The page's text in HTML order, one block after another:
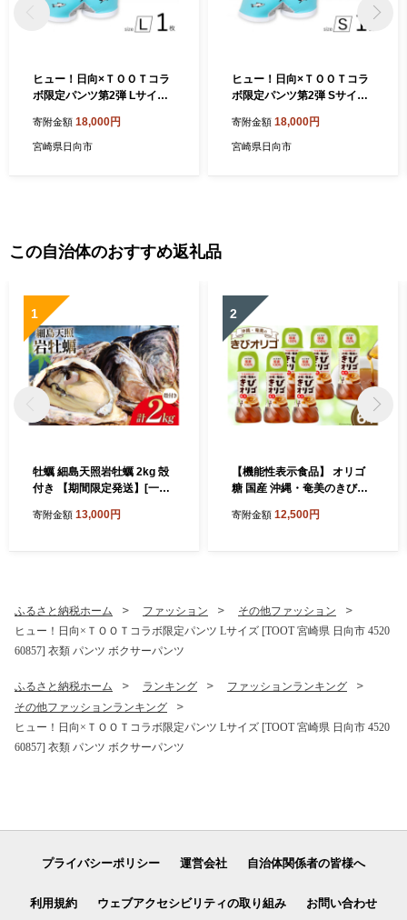
ヒュー！日向×ＴＯＯＴコラ
ボ限定パンツ第2弾 Lサイズ
0859] 衣類 パンツ ボクサー
パンツ
寄附金額 18,000円
宮崎県日向市
ヒュー！日向×ＴＯＯＴコラ
ボ限定パンツ第2弾 Sサイズ
0861] 衣類 パンツ ボクサー
パンツ
寄附金額 18,000円
宮崎県日向市
この自治体のおすすめ返礼品
1
牡蠣 細島天照岩牡蠣 2kg 殻
付き 【期間限定発送】[一福
7] 生食 かき カキ 生牡蠣 岩
寄附金額 13,000円
2
【機能性表示食品】 オリゴ
糖 国産 沖縄・奄美のきびオ
オシュガー 宮崎県 日向市 45
寄附金額 12,500円
ふるさと納税ホーム ファッション
その他ファッション
ヒュー！日向×ＴＯＯＴコラボ限定パンツ Lサイズ [TOOT 宮崎県 日向市 4520
60857] 衣類 パンツ ボクサーパンツ
ふるさと納税ホーム ランキング
ファッションランキング
その他ファッションランキング
ヒュー！日向×ＴＯＯＴコラボ限定パンツ Lサイズ [TOOT 宮崎県 日向市 4520
60857] 衣類 パンツ ボクサーパンツ
プライバシーポリシー 運営会社 自治体関係者の皆様へ
利用規約 ウェブアクセシビリティの取り組み お問い合わせ